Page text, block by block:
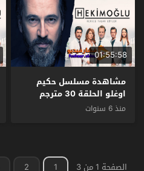
01:55:58
مشاهدة مسلسل حكيم
اوغلو الحلقة 30 مترجم
منذ 6 سنوات
الصفحة 1 من 3 1
2